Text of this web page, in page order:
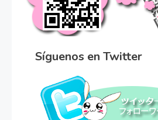
Síguenos en Twitter